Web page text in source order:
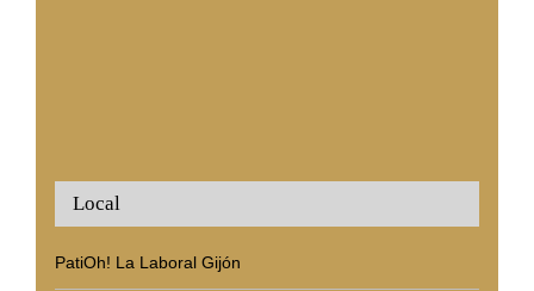
Local
PatiOh! La Laboral Gijón